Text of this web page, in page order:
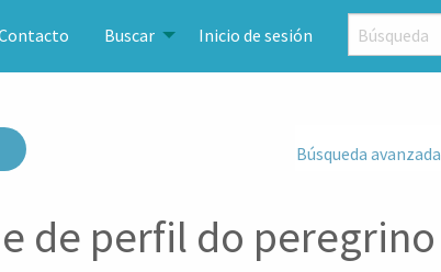
Buscar Inicio de sesión
Búsqueda avanzada
de perfil do peregrino